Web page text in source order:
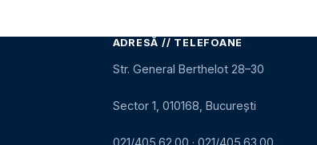
ADRESĂ // TELEFOANE
Str. General Berthelot 28–30
Sector 1, 010168, București